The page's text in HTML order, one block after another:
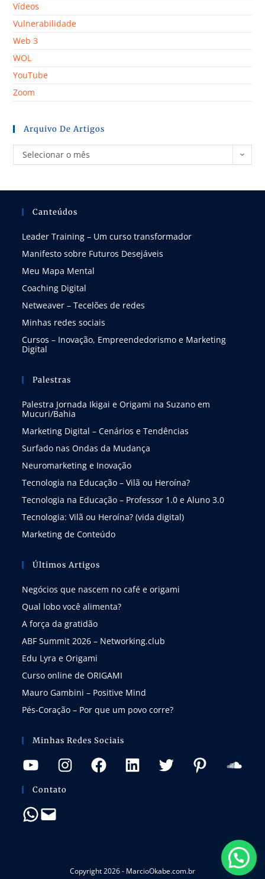
Vídeos
Vulnerabilidade
Web 3
WOL
YouTube
Zoom
Arquivo De Artigos
Selecionar o mês
Canteúdos
Leader Training – Um curso transformador
Manifesto sobre Futuros Desejáveis
Meu Mapa Mental
Coaching Digital
Netweaver – Tecelões de redes
Minhas redes sociais
Cursos – Inovação, Empreendedorismo e Marketing
Digital
Palestras
Palestra Jornada Ikigai e Origami na Suzano em
Mucuri/Bahia
Marketing Digital – Cenários e Tendências
Surfado nas Ondas da Mudança
Neuromarketing e Inovação
Tecnologia na Educação – Vilã ou Heroína?
Tecnologia na Educação – Professor 1.0 e Aluno 3.0
Tecnologia: Vilã ou Heroína? (vida digital)
Marketing de Conteúdo
Últimos Artigos
Negócios que nascem no café e origami
Qual lobo você alimenta?
A força da gratidão
ABF Summit 2026 – Networking.club
Edu Lyra e Origami
Curso online de ORIGAMI
Mauro Gambini – Positive Mind
Pés-Coração – Por que um povo corre?
Minhas Redes Sociais
Contato
Copyright 2026 - MarcioOkabe.com.br